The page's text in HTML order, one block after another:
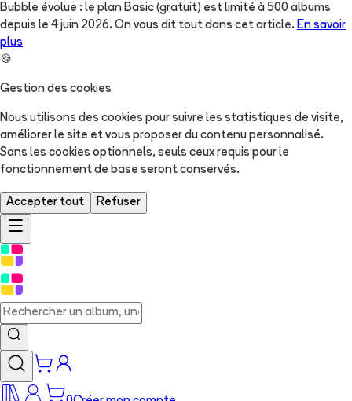
Bubble évolue : le plan Basic (gratuit) est limité à 500 albums
depuis le 4 juin 2026. On vous dit tout dans cet article. En savoir
plus
🍪
Gestion des cookies
Nous utilisons des cookies pour suivre les statistiques de visite,
améliorer le site et vous proposer du contenu personnalisé.
Sans les cookies optionnels, seuls ceux requis pour le
fonctionnement de base seront conservés.
Accepter tout Refuser